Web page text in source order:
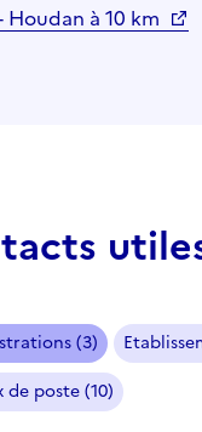
Houdan à 10 km
(3)
de poste (10)